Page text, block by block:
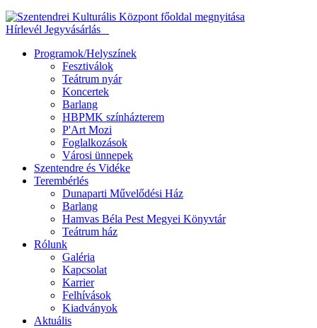
Hírlevél Jegyvásárlás
Programok/Helyszínek
Fesztiválok
Teátrum nyár
Koncertek
Barlang
HBPMK színházterem
P'Art Mozi
Foglalkozások
Városi ünnepek
Szentendre és Vidéke
Terembérlés
Dunaparti Művelődési Ház
Barlang
Hamvas Béla Pest Megyei Könyvtár
Teátrum ház
Rólunk
Galéria
Kapcsolat
Karrier
Felhívások
Kiadványok
Aktuális